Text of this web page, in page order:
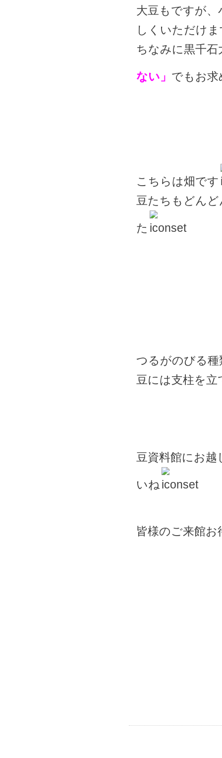
大豆もですが
しくいただけ
ちなみに黒千
ない」 でもお
こちらは畑です
豆たちもどん
た
つるがのびる
豆には支柱を立
豆資料館にお
いね
皆様のご来館